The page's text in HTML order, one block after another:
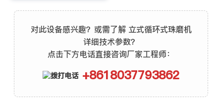
对此设备感兴趣？或需了解 立式循环式珠磨机
详细技术参数？
点击下方电话直接咨询厂家工程师：
+8618037793862